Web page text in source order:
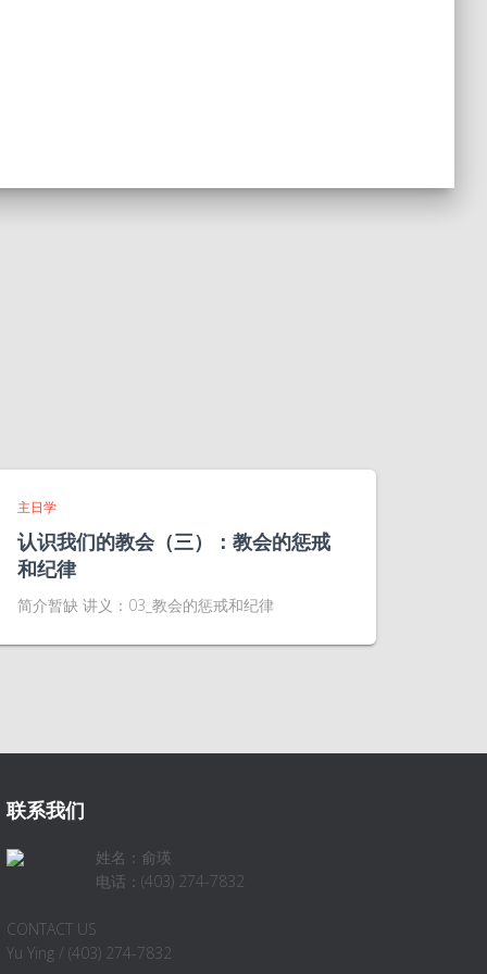
主日学
认识我们的教会（三）：教会的惩戒
和纪律
简介暂缺 讲义：03_教会的惩戒和纪律
联系我们
姓名：俞瑛
电话：(403) 274-7832
CONTACT US
Yu Ying / (403) 274-7832